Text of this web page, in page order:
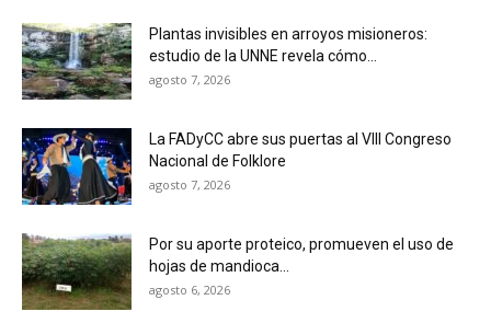
Plantas invisibles en arroyos misioneros:
estudio de la UNNE revela cómo...
agosto 7, 2026
La FADyCC abre sus puertas al VIII Congreso
Nacional de Folklore
agosto 7, 2026
Por su aporte proteico, promueven el uso de
hojas de mandioca...
agosto 6, 2026